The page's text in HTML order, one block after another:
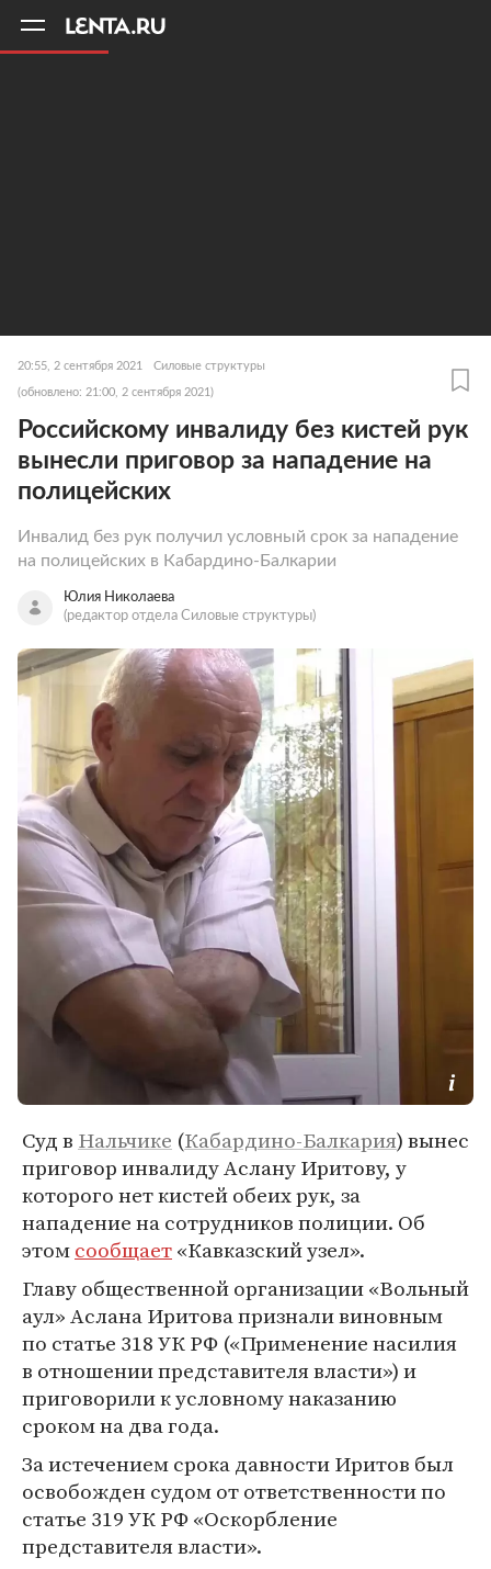
20:55, 2 сентября 2021 Силовые структуры
(обновлено: 21:00, 2 сентября 2021)
Российскому инвалиду без кистей рук
вынесли приговор за нападение на
полицейских
Инвалид без рук получил условный срок за нападение
на полицейских в Кабардино-Балкарии
Юлия Николаева
(редактор отдела Силовые структуры)
Суд в Нальчике (Кабардино-Балкария) вынес
приговор инвалиду Аслану Иритову, у
которого нет кистей обеих рук, за
нападение на сотрудников полиции. Об
этомсообщает«Кавказский узел».
Главу общественной организации «Вольный
аул» Аслана Иритова признали виновным
по статье 318 УК РФ («Применение насилия
в отношении представителя власти») и
приговорили к условному наказанию
сроком на два года.
За истечением срока давности Иритов был
освобожден судом от ответственности по
статье 319 УК РФ «Оскорбление
представителя власти».